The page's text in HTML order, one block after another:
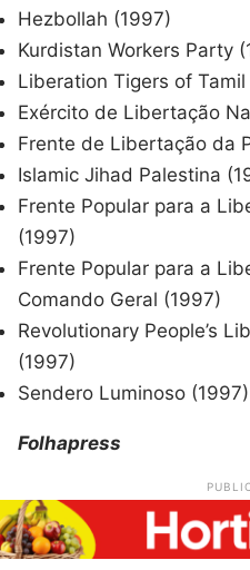
Hezbollah (1997)
Kurdistan Workers Party
Liberation Tigers of Tamil
Exército de Libertação
Frente de Libertação da
Islamic Jihad Palestina
Frente Popular para a
(1997)
Frente Popular para a
Comando Geral (1997)
Revolutionary People’s
(1997)
Sendero Luminoso (1997)
Folhapress